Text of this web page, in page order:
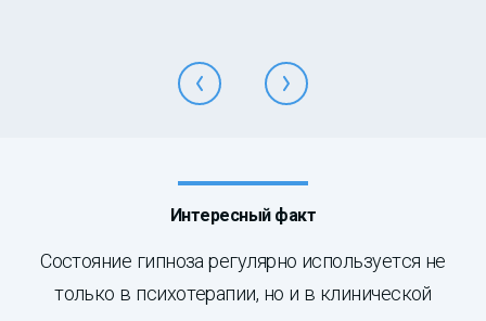
Интересный факт
Состояние гипноза регулярно используется не
только в психотерапии, но и в клинической